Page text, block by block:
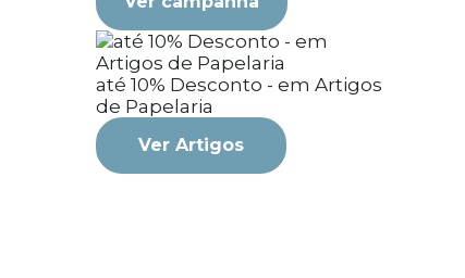
até 10% Desconto - em Artigos
de Papelaria
Ver Artigos